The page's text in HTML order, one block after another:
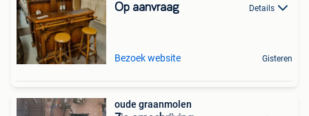
Op aanvraag Details
Bezoek website Gisteren
oude graanmolen